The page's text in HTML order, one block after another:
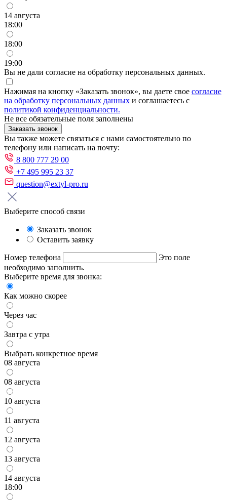
14 августа
18:00
18:00
19:00
Вы не дали согласие на обработку персональных данных.
Нажимая на кнопку «Заказать звонок», вы даете свое согласие
на обработку персональных данных и соглашаетесь с
политикой конфиденциальности.
Не все обязательные поля заполнены
Заказать звонок
Вы также можете связаться с нами самостоятельно по
телефону или написать на почту:
8 800 777 29 00
+7 495 995 23 37
question@extyl-pro.ru
Выберите способ связи
Заказать звонок
Оставить заявку
Номер телефона
Это поле
необходимо заполнить.
Выберите время для звонка:
Как можно скорее
Через час
Завтра с утра
Выбрать конкретное время
08 августа
08 августа
10 августа
11 августа
12 августа
13 августа
14 августа
18:00